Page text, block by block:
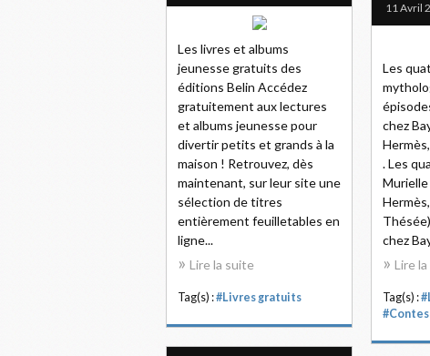
11 Avril
Les
chez
. Les
Murielle
chez
Lire
Tag(s) :
#Contes
Les livres et albums
jeunesse gratuits des
éditions Belin Accédez
gratuitement aux lectures
et albums jeunesse pour
divertir petits et grands à la
maison ! Retrouvez, dès
maintenant, sur leur site une
sélection de titres
entièrement feuilletables en
ligne...
Lire la suite
Tag(s) :#Livres gratuits